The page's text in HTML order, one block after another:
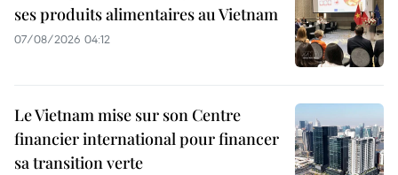
ses produits alimentaires au Vietnam
07/08/2026 04:12
Le Vietnam mise sur son Centre
financier international pour financer
sa transition verte